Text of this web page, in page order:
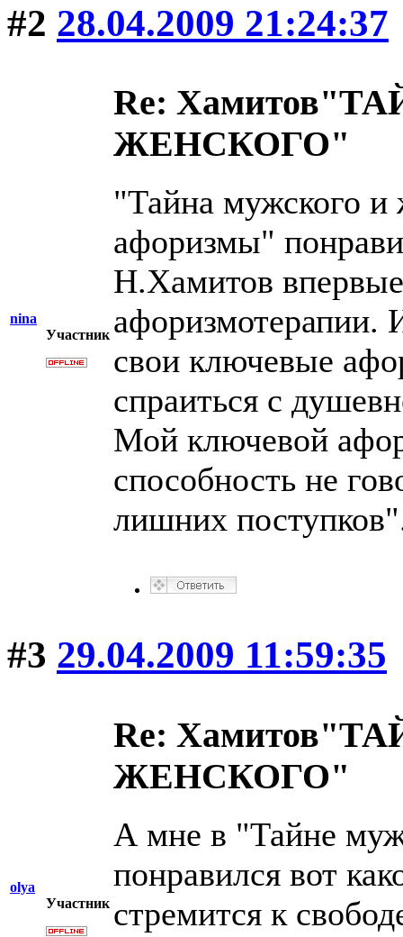
#2 28.04.2009 21:24:37
nina
Участник
Re:
ЖЕНСКОГО"
"Тайна мужского
афоризмы"
Н.Хамитов
афоризмотерапии.
свои ключевые
спраиться с
Мой ключевой
способность не
лишних
#3 29.04.2009 11:59:35
olya
Участник
Re:
ЖЕНСКОГО"
А мне в "Тайне
понравился вот
стремится к